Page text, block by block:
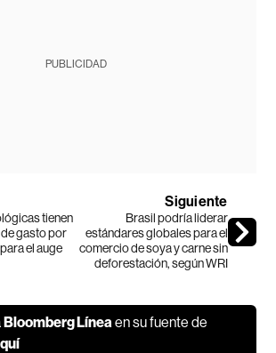
PUBLICIDAD
tienen
gasto por
el auge
Siguiente
Brasil podría liderar
estándares globales para el
comercio de soya y carne sin
deforestación, según WRI
Bloomberg Línea en su fuente de